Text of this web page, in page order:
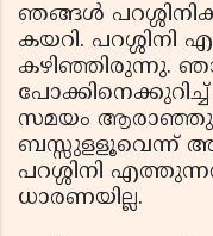
ഞങ്ങള്‍
കയറി.
കഴിഞ്ഞിരുന്നു.
സമയം ആരാഞ്ഞു.
ബസ്സുളളൂവെന്ന്
പറശ്ശിനി
ധാരണയില്ല.